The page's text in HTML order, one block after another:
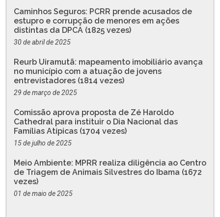
Caminhos Seguros: PCRR prende acusados de
estupro e corrupção de menores em ações
distintas da DPCA (1825 vezes)
30 de abril de 2025
Reurb Uiramutã: mapeamento imobiliário avança
no município com a atuação de jovens
entrevistadores (1814 vezes)
29 de março de 2025
Comissão aprova proposta de Zé Haroldo
Cathedral para instituir o Dia Nacional das
Famílias Atípicas (1704 vezes)
15 de julho de 2025
Meio Ambiente: MPRR realiza diligência ao Centro
de Triagem de Animais Silvestres do Ibama (1672
vezes)
01 de maio de 2025